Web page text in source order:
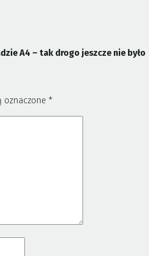
A4 – tak drogo jeszcze nie było
oznaczone *